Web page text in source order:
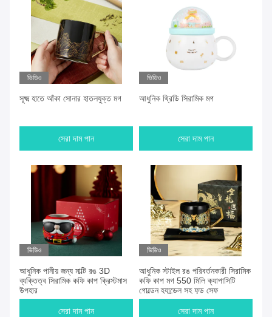
ভিডিও
সূক্ষ্ম হাতে আঁকা সোনার হাতলযুক্ত মগ
সেরা দাম পান
ভিডিও
আধুনিক থ্রিডি সিরামিক মগ
সেরা দাম পান
ভিডিও
আধুনিক পানীয় জন্য মাল্টি রঙ 3D
ব্যক্তিত্ব সিরামিক কফি কাপ ক্রিস্টমাস
উপহার
সেরা দাম পান
ভিডিও
আধুনিক স্টাইল রঙ পরিবর্তনকারী সিরামিক
কফি কাপ মগ 550 মিলি ক্যাপাসিটি
গোল্ডেন হ্যান্ডেল সহ ফুড সেফ
সেরা দাম পান